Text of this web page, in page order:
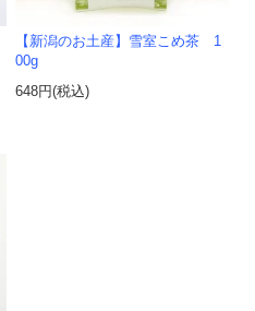
【新潟のお土産】雪室こめ茶 1
00g
648円(税込)